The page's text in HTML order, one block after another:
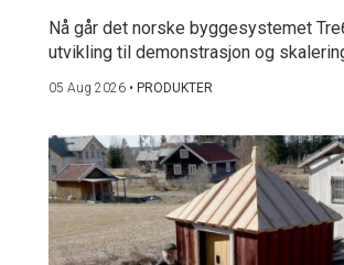
Nå går det norske byggesystemet
utvikling til demonstrasjon og
05 Aug 2026 • PRODUKTER